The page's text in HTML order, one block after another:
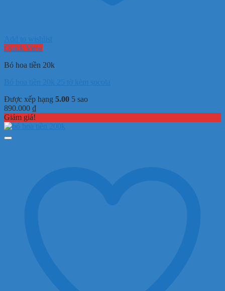
Quick View
Bó hoa tiền 20k
Được xếp hạng 5.00 5 sao
890.000 ₫
Giảm giá!